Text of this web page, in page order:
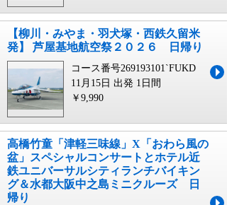
【柳川・みやま・羽犬塚・西鉄久留米
発】 芦屋基地航空祭２０２６ 日帰り
コース番号269193101`FUKD
11月15日 出発 1日間
￥9,990
高橋竹童「津軽三味線」X「おわら風の
盆」スペシャルコンサートとホテル近
鉄ユニバーサルシティランチバイキン
グ＆水都大阪中之島ミニクルーズ 日
帰り